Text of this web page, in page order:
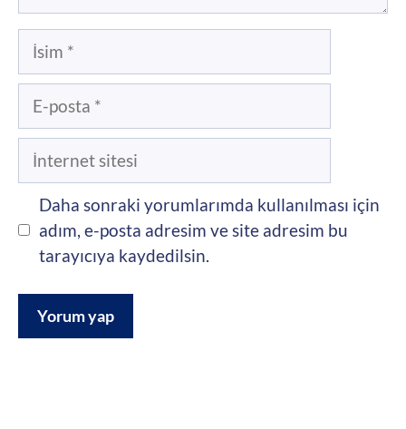
İsim
posta
İnternet
sitesi
Daha sonraki yorumlarımda kullanılması için
adım, e-posta adresim ve site adresim bu
tarayıcıya kaydedilsin.